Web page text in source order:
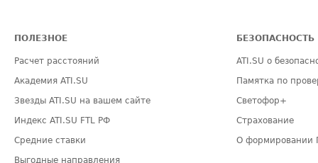
ПОЛЕЗНОЕ
Расчет расстояний
Академия ATI.SU
Звезды ATI.SU на вашем сайте
Индекс ATI.SU FTL РФ
Средние ставки
Выгодные направления
БЕЗОПАСНОСТЬ
ATI.SU о
Памятка по
Светофор+
Страхование
О формировании